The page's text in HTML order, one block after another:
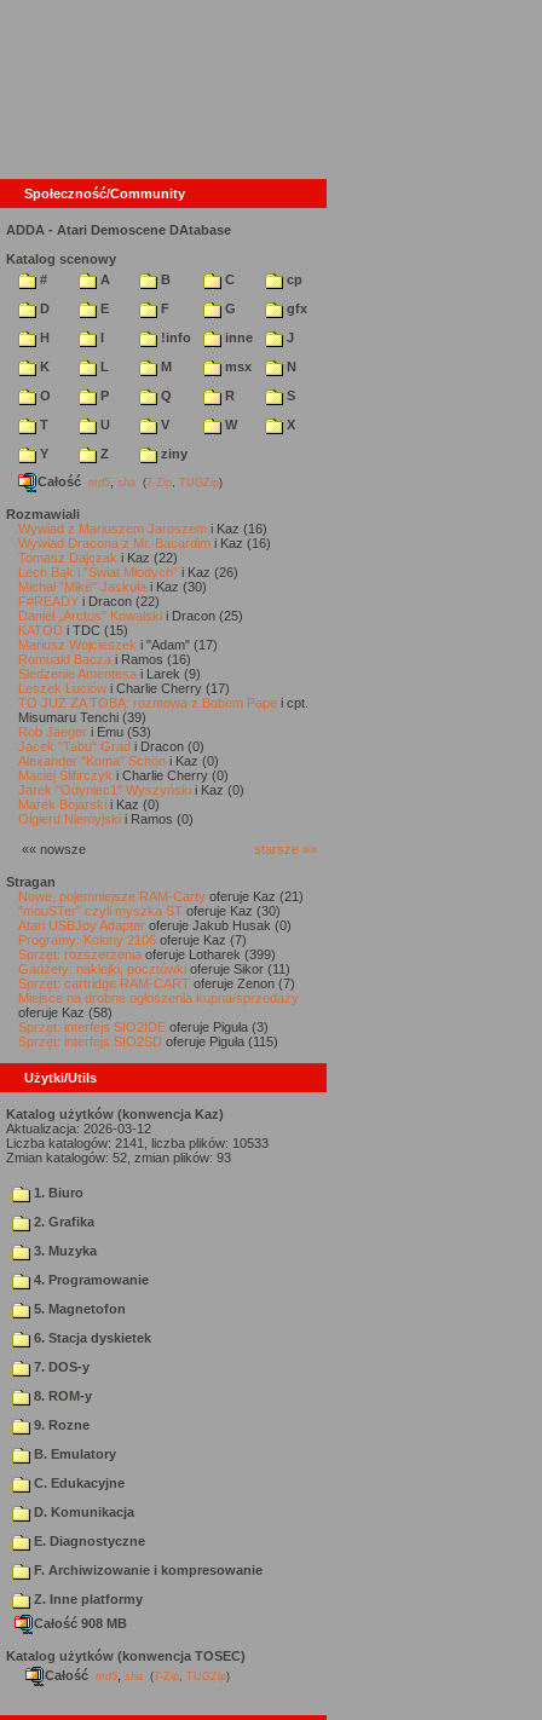
Społeczność/Community
ADDA - Atari Demoscene DAtabase
Katalog scenowy
#
A B C
cp
D
E F G
gfx
H
I !info inne
J
K
L M msx
N
O
P Q R
S
T
U V W
X
Y
Z
ziny
Całość md5 sha (7-Zip TUGZip)
Rozmawiali
Wywiad z Mariuszem Jaroszem i Kaz (16)
Wywiad Dracona z Mr. Bacardim i Kaz (16)
Tomasz Dajczak i Kaz (22)
Lech Bąk i "Świat Młodych" i Kaz (26)
Michał "Mike" Jaskuła i Kaz (30)
F#READY i Dracon (22)
Daniel „Arctus” Kowalski i Dracon (25)
KATOD i TDC (15)
Mariusz Wojcieszek i "Adam" (17)
Romuald Bacza i Ramos (16)
Śledzenie Amentesa i Larek (9)
Leszek Łuciów i Charlie Cherry (17)
TO JUŻ ZA TOBĄ: rozmowa z Bobem Pape i cpt.
Misumaru Tenchi (39)
Rob Jaeger i Emu (53)
Jacek "Tabu" Grad i Dracon (0)
Alexander "Koma" Schön i Kaz (0)
Maciej Ślifirczyk i Charlie Cherry (0)
Jarek "Odyniec1" Wyszyński i Kaz (0)
Marek Bojarski i Kaz (0)
Olgierd Niemyjski i Ramos (0)
«« nowsze starsze »»
Stragan
Nowe, pojemniejsze RAM-Carty oferuje Kaz (21)
"mouSTer" czyli myszka ST oferuje Kaz (30)
Atari USBJoy Adapter oferuje Jakub Husak (0)
Programy: Kolony 2106 oferuje Kaz (7)
Sprzęt: rozszerzenia oferuje Lotharek (399)
Gadżety: naklejki, pocztówki oferuje Sikor (11)
Sprzęt: cartridge RAM-CART oferuje Zenon (7)
Miejsce na drobne ogłoszenia kupna/sprzedaży
oferuje Kaz (58)
Sprzęt: interfejs SIO2IDE oferuje Piguła (3)
Sprzęt: interfejs SIO2SD oferuje Piguła (115)
Użytki/Utils
Katalog użytków (konwencja Kaz)
Aktualizacja: 2026-03-12
Liczba katalogów: 2141, liczba plików: 10533
Zmian katalogów: 52, zmian plików: 93
1. Biuro
2. Grafika
3. Muzyka
4. Programowanie
5. Magnetofon
6. Stacja dyskietek
7. DOS-y
8. ROM-y
9. Rozne
B. Emulatory
C. Edukacyjne
D. Komunikacja
E. Diagnostyczne
F. Archiwizowanie i kompresowanie
Z. Inne platformy
Całość 908 MB
Katalog użytków (konwencja TOSEC)
Całość md5 sha (7-Zip TUGZip)